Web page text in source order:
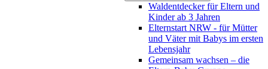
Waldentdecker für Eltern und
Kinder ab 3 Jahren
Elternstart NRW - für Mütter
und Väter mit Babys im ersten
Lebensjahr
Gemeinsam wachsen – die